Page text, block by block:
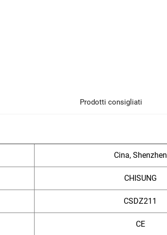
Prodotti consigliati
Cina, Shenzhen
CHISUNG
CSDZ211
CE